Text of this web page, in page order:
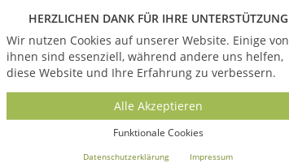
mit Rückenlehne
HERZLICHEN DANK FÜR IHRE UNTERSTÜTZUNG
Wir nutzen Cookies auf unserer Website. Einige von
ihnen sind essenziell, während andere uns helfen,
diese Website und Ihre Erfahrung zu verbessern.
Alle Akzeptieren
Funktionale Cookies
Datenschutzerklärung Impressum